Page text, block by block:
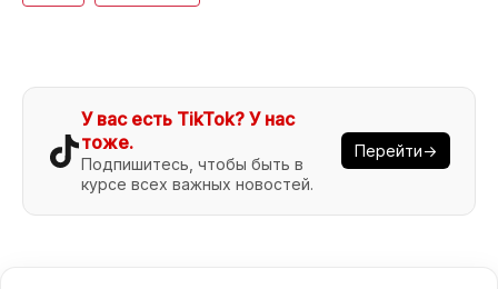
У вас есть TikTok? У нас
тоже.
Подпишитесь, чтобы быть в
курсе всех важных новостей.
Перейти→